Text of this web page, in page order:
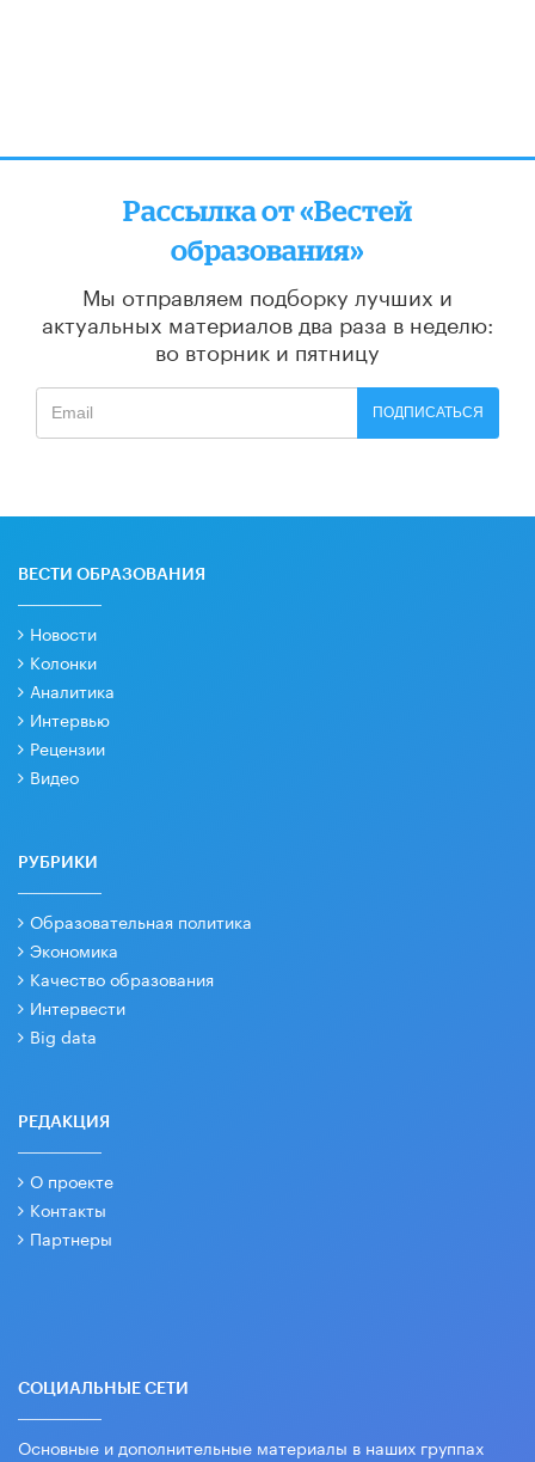
Рассылка от «Вестей
образования»
Мы отправляем подборку лучших и
актуальных материалов два раза в неделю:
во вторник и пятницу
ПОДПИСАТЬСЯ
ВЕСТИ ОБРАЗОВАНИЯ
Новости
Колонки
Аналитика
Интервью
Рецензии
Видео
РУБРИКИ
Образовательная политика
Экономика
Качество образования
Интервести
Big data
РЕДАКЦИЯ
О проекте
Контакты
Партнеры
СОЦИАЛЬНЫЕ СЕТИ
Основные и дополнительные материалы в наших группах